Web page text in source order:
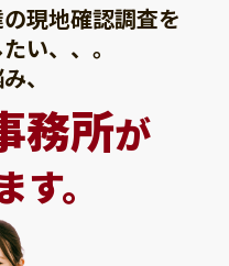
現地確認調査を
い、、。
、
務所が
す。